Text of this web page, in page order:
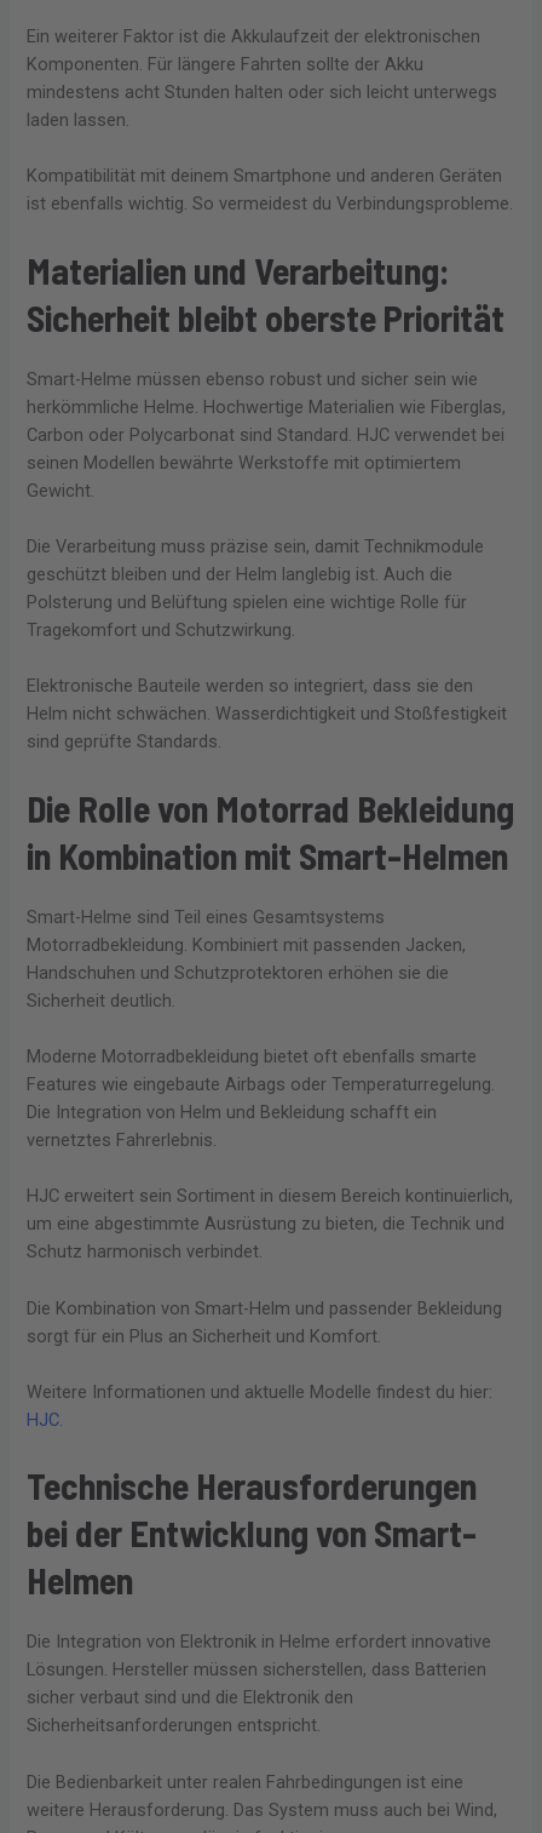
Ein weiterer Faktor ist die Akkulaufzeit der elektronischen
Komponenten. Für längere Fahrten sollte der Akku
mindestens acht Stunden halten oder sich leicht unterwegs
laden lassen.
Kompatibilität mit deinem Smartphone und anderen Geräten
ist ebenfalls wichtig. So vermeidest du Verbindungsprobleme.
Materialien und Verarbeitung:
Sicherheit bleibt oberste Priorität
Smart-Helme müssen ebenso robust und sicher sein wie
herkömmliche Helme. Hochwertige Materialien wie Fiberglas,
Carbon oder Polycarbonat sind Standard. HJC verwendet bei
seinen Modellen bewährte Werkstoffe mit optimiertem
Gewicht.
Die Verarbeitung muss präzise sein, damit Technikmodule
geschützt bleiben und der Helm langlebig ist. Auch die
Polsterung und Belüftung spielen eine wichtige Rolle für
Tragekomfort und Schutzwirkung.
Elektronische Bauteile werden so integriert, dass sie den
Helm nicht schwächen. Wasserdichtigkeit und Stoßfestigkeit
sind geprüfte Standards.
Die Rolle von Motorrad Bekleidung
in Kombination mit Smart-Helmen
Smart-Helme sind Teil eines Gesamtsystems
Motorradbekleidung. Kombiniert mit passenden Jacken,
Handschuhen und Schutzprotektoren erhöhen sie die
Sicherheit deutlich.
Moderne Motorradbekleidung bietet oft ebenfalls smarte
Features wie eingebaute Airbags oder Temperaturregelung.
Die Integration von Helm und Bekleidung schafft ein
vernetztes Fahrerlebnis.
HJC erweitert sein Sortiment in diesem Bereich kontinuierlich,
um eine abgestimmte Ausrüstung zu bieten, die Technik und
Schutz harmonisch verbindet.
Die Kombination von Smart-Helm und passender Bekleidung
sorgt für ein Plus an Sicherheit und Komfort.
Weitere Informationen und aktuelle Modelle findest du hier:
HJC.
Technische Herausforderungen
bei der Entwicklung von Smart-
Helmen
Die Integration von Elektronik in Helme erfordert innovative
Lösungen. Hersteller müssen sicherstellen, dass Batterien
sicher verbaut sind und die Elektronik den
Sicherheitsanforderungen entspricht.
Die Bedienbarkeit unter realen Fahrbedingungen ist eine
weitere Herausforderung. Das System muss auch bei Wind,